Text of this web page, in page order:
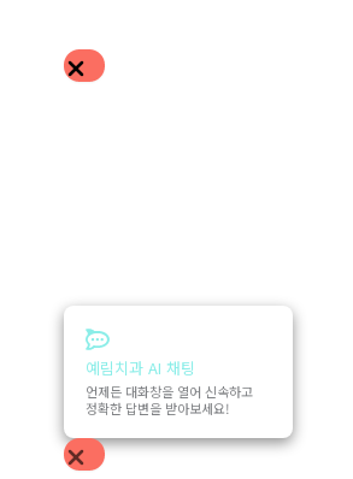
예림치과 AI 채팅
언제든 대화창을 열어 신속하고
정확한 답변을 받아보세요!